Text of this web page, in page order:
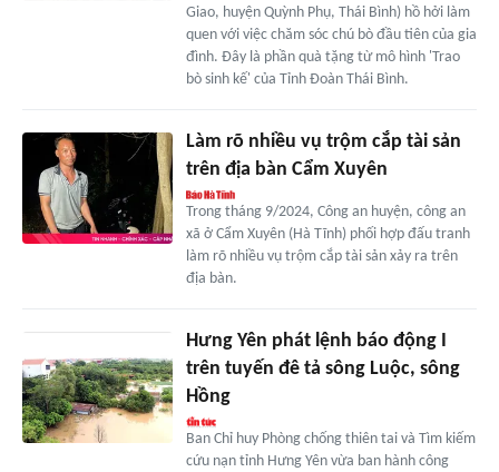
Giao, huyện Quỳnh Phụ, Thái Bình) hồ hởi làm
quen với việc chăm sóc chú bò đầu tiên của gia
đình. Đây là phần quà tặng từ mô hình 'Trao
bò sinh kế' của Tỉnh Đoàn Thái Bình.
Làm rõ nhiều vụ trộm cắp tài sản
trên địa bàn Cẩm Xuyên
Trong tháng 9/2024, Công an huyện, công an
xã ở Cẩm Xuyên (Hà Tĩnh) phối hợp đấu tranh
làm rõ nhiều vụ trộm cắp tài sản xảy ra trên
địa bàn.
Hưng Yên phát lệnh báo động I
trên tuyến đê tả sông Luộc, sông
Hồng
Ban Chỉ huy Phòng chống thiên tai và Tìm kiếm
cứu nạn tỉnh Hưng Yên vừa ban hành công